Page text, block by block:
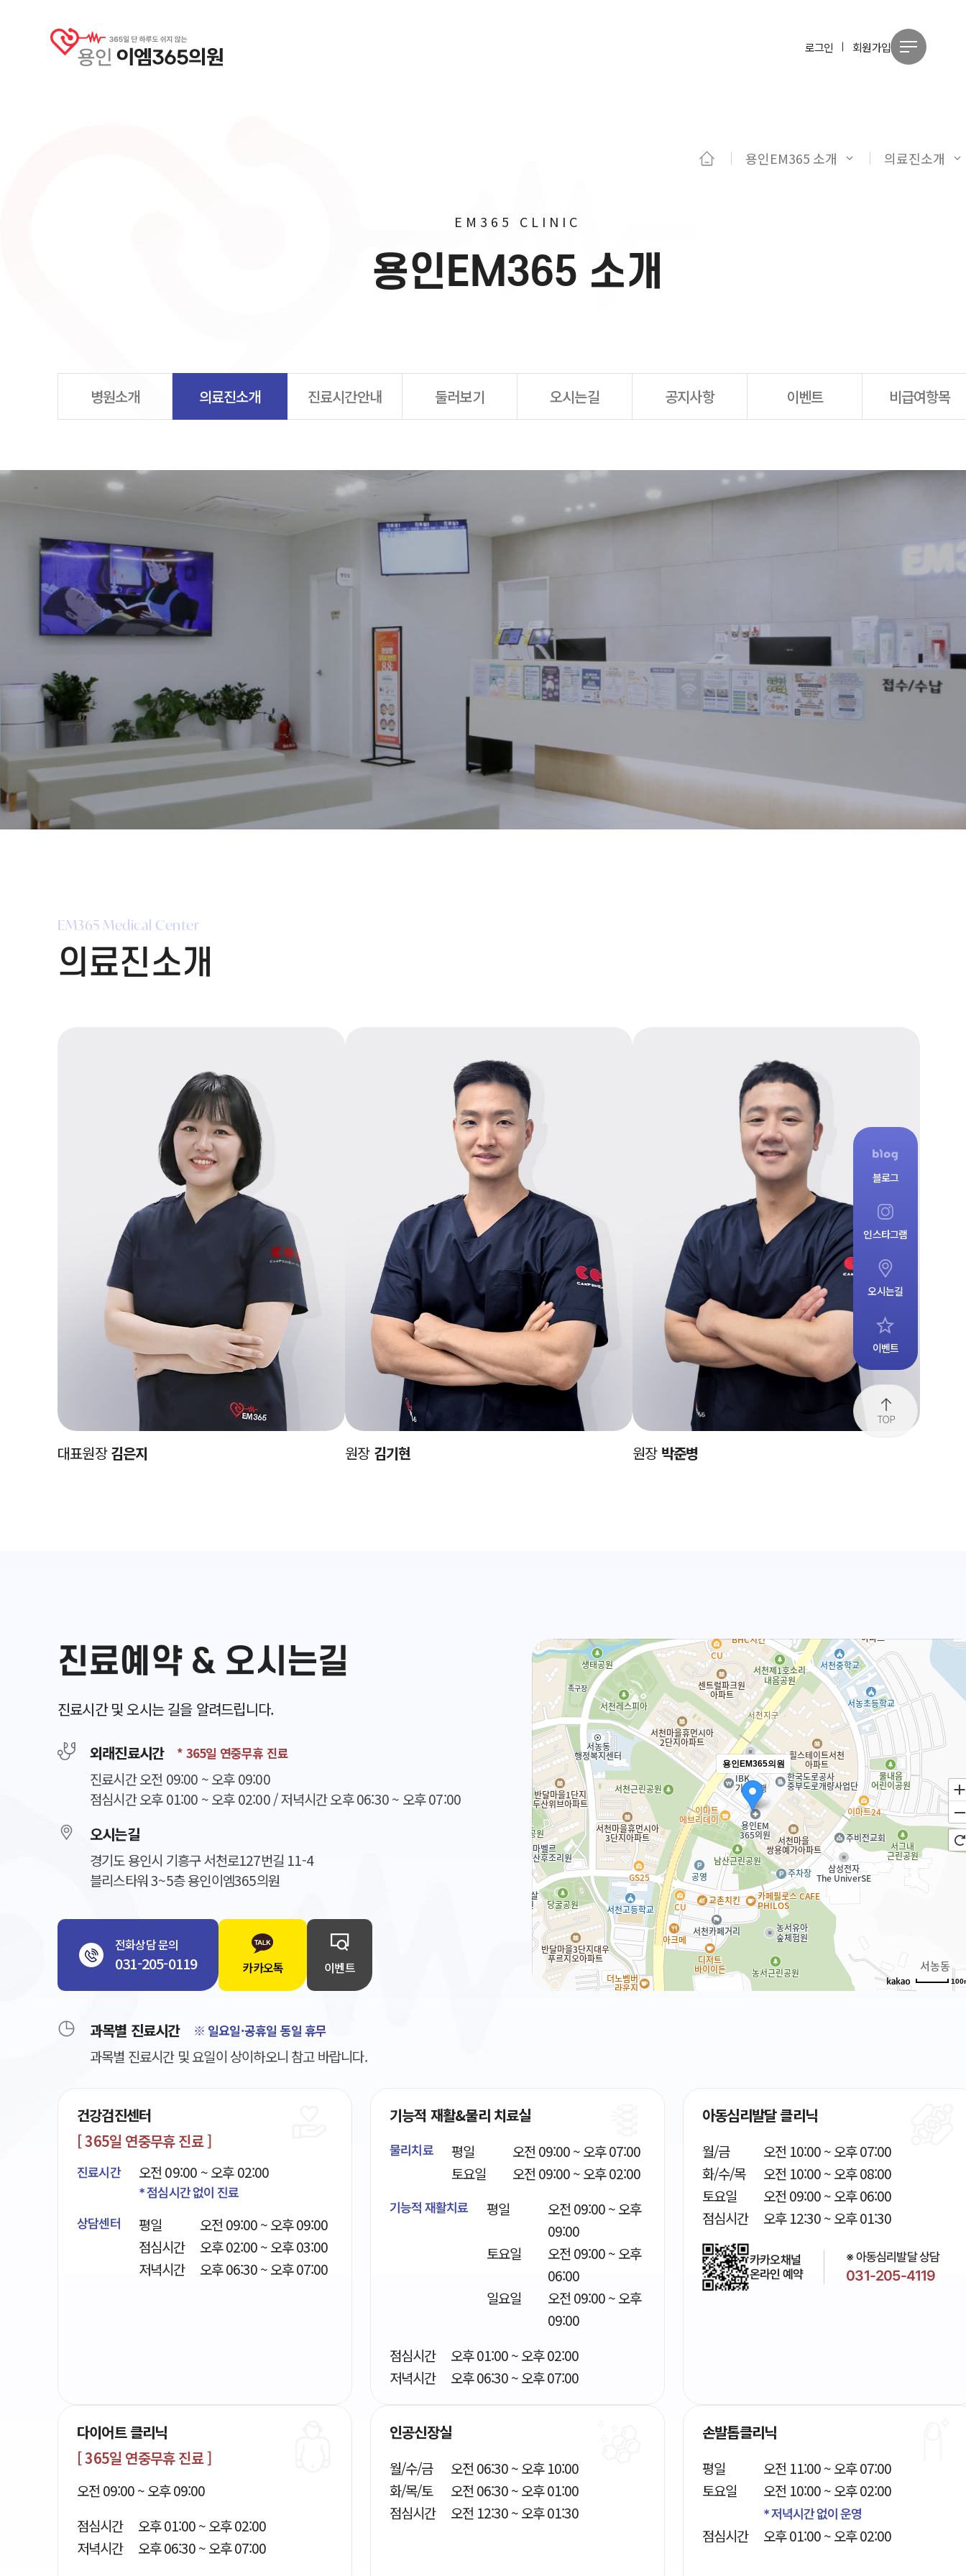
로그인 회원가입
용인EM365 소개 의료진소개
EM365 CLINIC
용인EM365 소개
병원소개 의료진소개 진료시간안내 둘러보기 오시는길 공지사항 이벤트 비급여항목
EM365 Medical Center
의료진소개
대표원장김은지 원장 김기현 원장 박준병
진료예약 & 오시는길
진료시간 및 오시는 길을 알려드립니다.
외래진료시간 * 365일 연중무휴 진료
진료시간 오전 09:00 ~ 오후 09:00
점심시간 오후 01:00 ~ 오후 02:00 / 저녁시간 오후 06:30 ~ 오후 07:00
오시는길
경기도 용인시 기흥구 서천로127번길 11-4
블리스타워 3~5층 용인이엠365의원
전화상담 문의
031-205-0119 카카오톡 이벤트
용인EM365의원
과목별 진료시간 ※ 일요일·공휴일 동일 휴무
과목별 진료시간 및 요일이 상이하오니 참고 바랍니다.
건강검진센터
[ 365일 연중무휴 진료 ]
진료시간 오전 09:00 ~ 오후 02:00
* 점심시간 없이 진료
상담센터 평일
오전 09:00 ~ 오후 09:00
점심시간
오후 02:00 ~ 오후 03:00
저녁시간
오후 06:30 ~ 오후 07:00
기능적 재활&물리 치료실
물리치료 평일
오전 09:00 ~ 오후 07:00
토요일
오전 09:00 ~ 오후 02:00
기능적 재활치료 평일
오전 09:00 ~ 오후
09:00
토요일
오전 09:00 ~ 오후
06:00
일요일
오전 09:00 ~ 오후
09:00
점심시간
오후 01:00 ~ 오후 02:00
저녁시간
오후 06:30 ~ 오후 07:00
아동심리발달 클리닉
월/금
오전 10:00 ~ 오후 07:00
화/수/목
오전 10:00 ~ 오후 08:00
토요일
오전 09:00 ~ 오후 06:00
점심시간
오후 12:30 ~ 오후 01:30
카카오채널
온라인 예약
※ 아동심리발달 상담
031-205-4119
다이어트 클리닉
[ 365일 연중무휴 진료 ]
오전 09:00 ~ 오후 09:00
점심시간
오후 01:00 ~ 오후 02:00
저녁시간
오후 06:30 ~ 오후 07:00
인공신장실
월/수/금
오전 06:30 ~ 오후 10:00
화/목/토
오전 06:30 ~ 오후 01:00
점심시간
오전 12:30 ~ 오후 01:30
손발톱클리닉
평일
오전 11:00 ~ 오후 07:00
토요일
오전 10:00 ~ 오후 02:00
* 저녁시간 없이 운영
점심시간 오후 01:00 ~ 오후 02:00
블로그
인스타그램
오시는길
이벤트